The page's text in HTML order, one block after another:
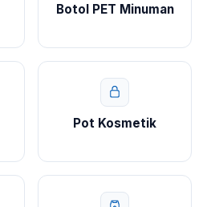
Botol PET Minuman
Pot Kosmetik